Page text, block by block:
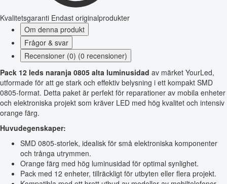
Kvalitetsgaranti Endast originalprodukter
Om denna produkt
Frågor & svar
Recensioner (0) (0 recensioner)
Pack 12 leds naranja 0805 alta luminusidad av märket YourLed,
utformade för att ge stark och effektiv belysning i ett kompakt SMD
0805-format. Detta paket är perfekt för reparationer av mobila enheter
och elektroniska projekt som kräver LED med hög kvalitet och intensiv
orange färg.
Huvudegenskaper:
SMD 0805-storlek, idealisk för små elektroniska komponenter
och trånga utrymmen.
Orange färg med hög luminusidad för optimal synlighet.
Pack med 12 enheter, tillräckligt för utbyten eller flera projekt.